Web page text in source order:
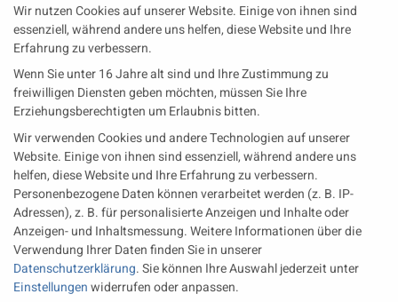
Zulieferer
Öl-E-Fuels-Schmierstoffe
Neueste Beiträge
Wärme aus der Tiefe MTU heizt künftig mit Geothermie
MAN Engines bringt D3872 für die Stromversorgung im
Marinebereich
Eine neue Generation von Perkins Marinemotoren startet den
operativen Testbetrieb
Rechtliches
Impressum
Wir nutzen Cookies auf unserer Website. Einige von ihnen sind
essenziell, während andere uns helfen, diese Website und Ihre
Erfahrung zu verbessern.
Wenn Sie unter 16 Jahre alt sind und Ihre Zustimmung zu
freiwilligen Diensten geben möchten, müssen Sie Ihre
Erziehungsberechtigten um Erlaubnis bitten.
Wir verwenden Cookies und andere Technologien auf unserer
Website. Einige von ihnen sind essenziell, während andere uns
helfen, diese Website und Ihre Erfahrung zu verbessern.
Personenbezogene Daten können verarbeitet werden (z. B. IP-
Adressen), z. B. für personalisierte Anzeigen und Inhalte oder
Anzeigen- und Inhaltsmessung.Weitere Informationen über die
Verwendung Ihrer Daten finden Sie in unserer
Datenschutzerklärung.Sie können Ihre Auswahl jederzeit unter
Einstellungenwiderrufen oder anpassen.